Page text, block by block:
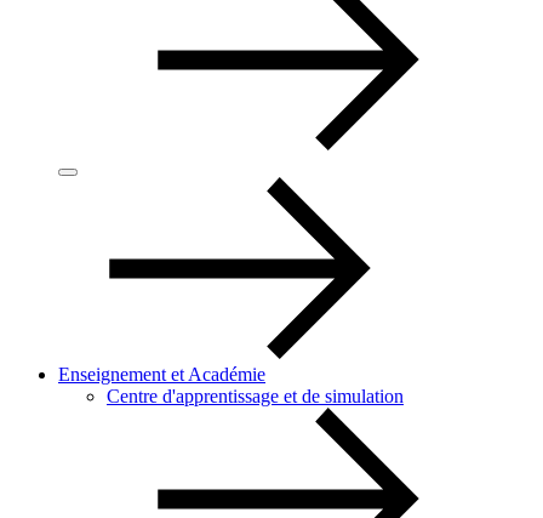
Enseignement et Académie
Centre d'apprentissage et de simulation